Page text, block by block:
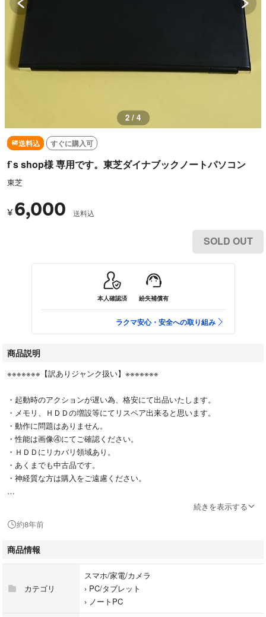
2 / 4
送料込 すぐに購入可
f`s shop様 専用です。東芝ダイナブックノートパソコン
東芝
¥ 6,000 送料込
SOLD OUT
本人確認済 紛失補償有
ラクマ安心・安全への取り組み
商品説明
※※※※※※※【訳ありジャンク扱い】※※※※※※※
・起動時のアクションが遅い為、格安にて出品いたします。
・メモリ、ＨＤＤの増設等にてリスペア出来ると思います。
・動作に問題はありません。
・性能は画像④にてご確認ください。
・ＨＤＤにリカバリ領域あり。
・あくまでも中古品です。
・神経質な方は購入をご遠慮ください。
◇薄型／軽量
◇Windows 10 Pro（認証済み）
◇Windows 7 Proよりインストール変更
◇Wi-Fi
◇指紋認証機能
◇ＤＶＤスーパーマルチ
続きを表示する
約8年前
商品情報
カテゴリ
スマホ/家電/カメラ
› PC/タブレット
› ノートPC